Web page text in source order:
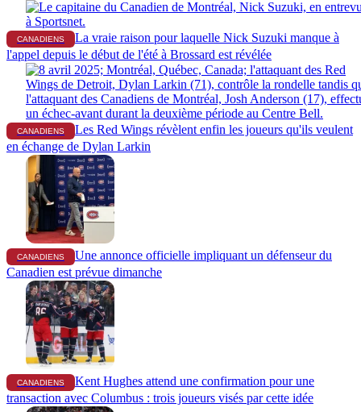
CANADIENS
La vraie raison pour laquelle Nick Suzuki manque à
l'appel depuis le début de l'été à Brossard est révélée
CANADIENS
Les Red Wings révèlent enfin les joueurs qu'ils veulent
en échange de Dylan Larkin
CANADIENS
Une annonce officielle impliquant un défenseur du
Canadien est prévue dimanche
CANADIENS
Kent Hughes attend une confirmation pour une
transaction avec Columbus : trois joueurs visés par cette idée